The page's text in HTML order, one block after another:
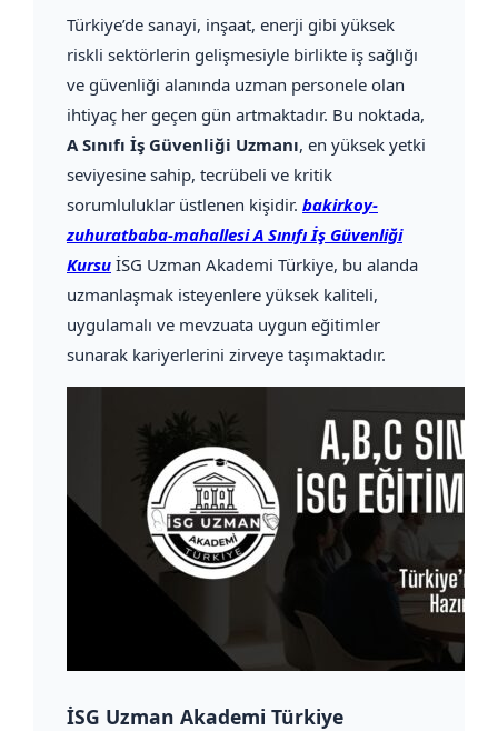
Türkiye’de sanayi, inşaat, enerji gibi yüksek
riskli sektörlerin gelişmesiyle birlikte iş sağlığı
ve güvenliği alanında uzman personele olan
ihtiyaç her geçen gün artmaktadır. Bu noktada,
A Sınıfı İş Güvenliği Uzmanı, en yüksek yetki
seviyesine sahip, tecrübeli ve kritik
sorumluluklar üstlenen kişidir. bakirkoy-
zuhuratbaba-mahallesi A Sınıfı İş Güvenliği
Kursu İSG Uzman Akademi Türkiye, bu alanda
uzmanlaşmak isteyenlere yüksek kaliteli,
uygulamalı ve mevzuata uygun eğitimler
sunarak kariyerlerini zirveye taşımaktadır.
İSG Uzman Akademi Türkiye